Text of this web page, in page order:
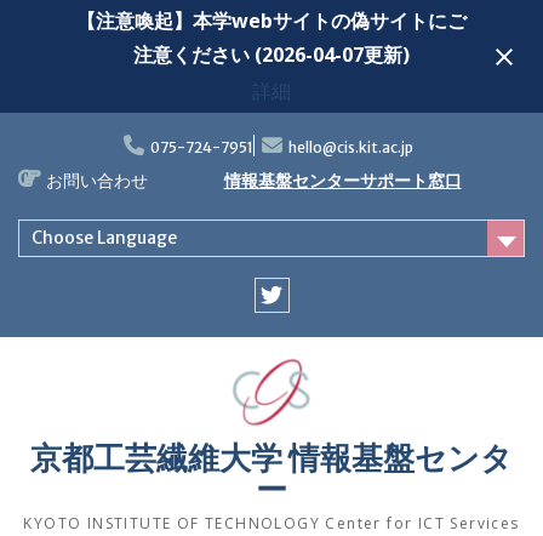
【注意喚起】本学webサイトの偽サイトにご
注意ください (2026-04-07更新)
詳細
content
075-724-7951 hello@cis.kit.ac.jp
お問い合わせ 情報基盤センターサポート窓口
Choose Language
京都工芸繊維大学 情報基盤センタ
ー
KYOTO INSTITUTE OF TECHNOLOGY Center for ICT Services